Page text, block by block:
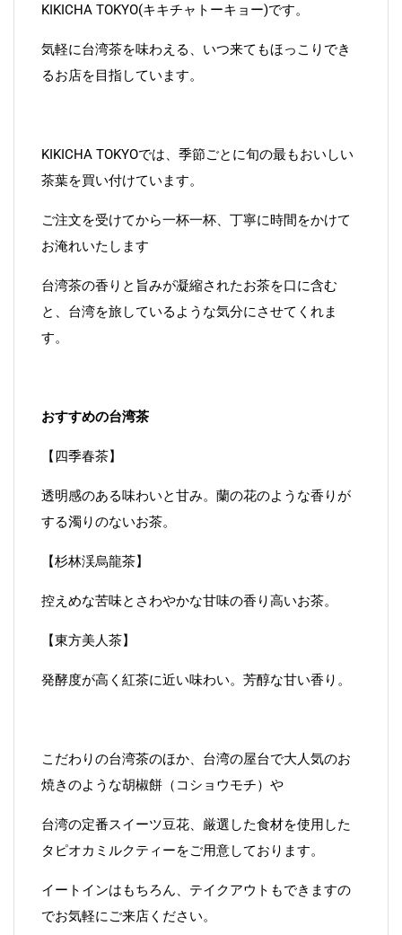
KIKICHA TOKYO(キキチャトーキョー)です。
気軽に台湾茶を味わえる、いつ来てもほっこりでき
るお店を目指しています。
KIKICHA TOKYOでは、季節ごとに旬の最もおいしい
茶葉を買い付けています。
ご注文を受けてから一杯一杯、丁寧に時間をかけて
お淹れいたします
台湾茶の香りと旨みが凝縮されたお茶を口に含む
と、台湾を旅しているような気分にさせてくれま
す。
おすすめの台湾茶
【四季春茶】
透明感のある味わいと甘み。蘭の花のような香りが
する濁りのないお茶。
【杉林渓烏龍茶】
控えめな苦味とさわやかな甘味の香り高いお茶。
【東方美人茶】
発酵度が高く紅茶に近い味わい。芳醇な甘い香り。
こだわりの台湾茶のほか、台湾の屋台で大人気のお
焼きのような胡椒餅（コショウモチ）や
台湾の定番スイーツ豆花、厳選した食材を使用した
タピオカミルクティーをご用意しております。
イートインはもちろん、テイクアウトもできますの
でお気軽にご来店ください。